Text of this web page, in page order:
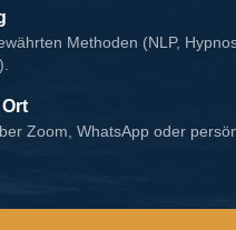
Methoden (NLP,
Zoom, WhatsApp oder